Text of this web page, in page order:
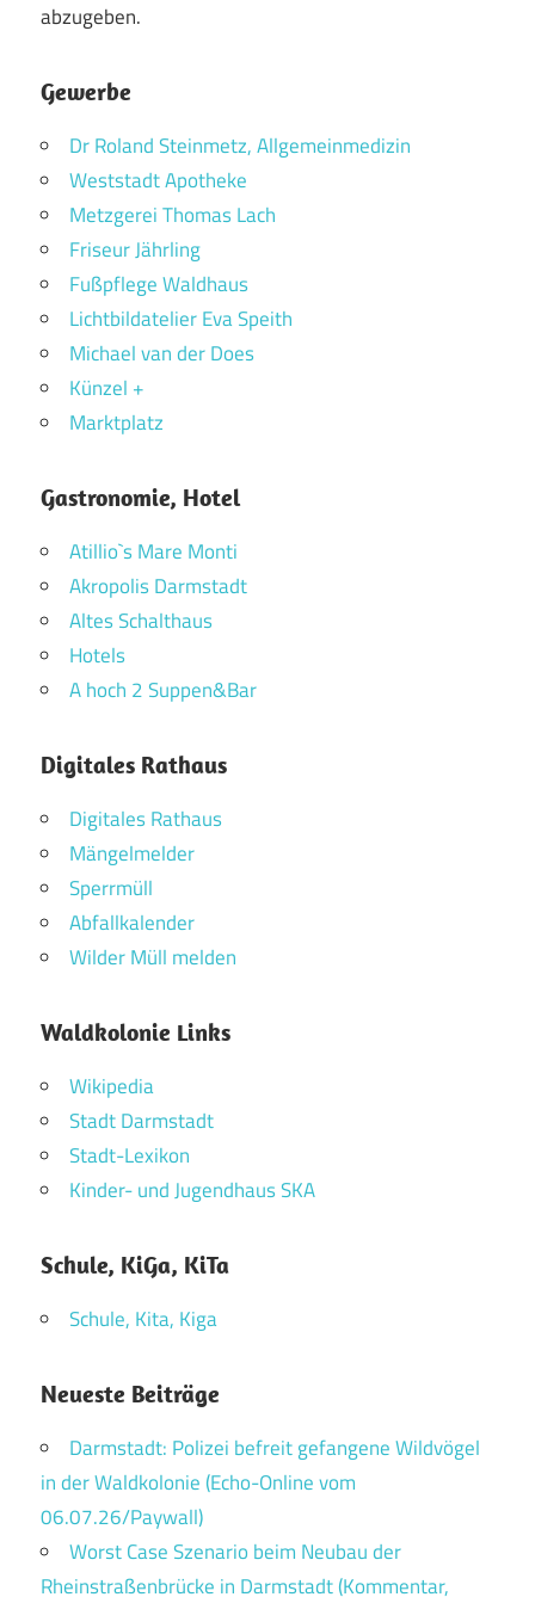
abzugeben.
Gewerbe
Dr Roland Steinmetz, Allgemeinmedizin
Weststadt Apotheke
Metzgerei Thomas Lach
Friseur Jährling
Fußpflege Waldhaus
Lichtbildatelier Eva Speith
Michael van der Does
Künzel +
Marktplatz
Gastronomie, Hotel
Atillio`s Mare Monti
Akropolis Darmstadt
Altes Schalthaus
Hotels
A hoch 2 Suppen&Bar
Digitales Rathaus
Digitales Rathaus
Mängelmelder
Sperrmüll
Abfallkalender
Wilder Müll melden
Waldkolonie Links
Wikipedia
Stadt Darmstadt
Stadt-Lexikon
Kinder- und Jugendhaus SKA
Schule, KiGa, KiTa
Schule, Kita, Kiga
Neueste Beiträge
Darmstadt: Polizei befreit gefangene Wildvögel
in der Waldkolonie (Echo-Online vom
06.07.26/Paywall)
Worst Case Szenario beim Neubau der
Rheinstraßenbrücke in Darmstadt (Kommentar,